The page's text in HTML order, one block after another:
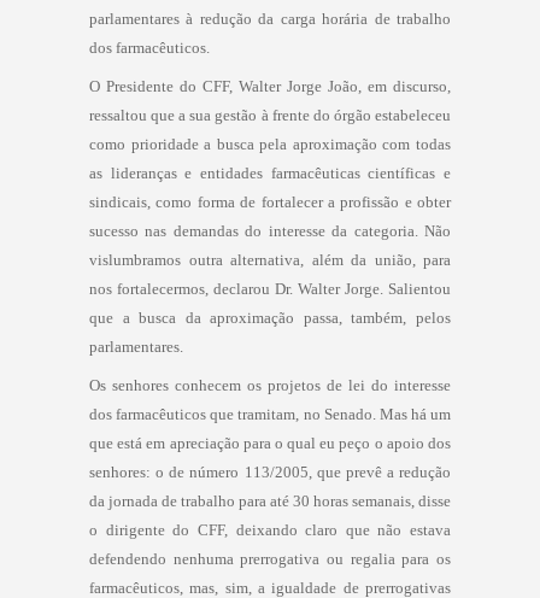
parlamentares à redução da carga horária de trabalho
dos farmacêuticos.
O Presidente do CFF, Walter Jorge João, em discurso,
ressaltou que a sua gestão à frente do órgão estabeleceu
como prioridade a busca pela aproximação com todas
as lideranças e entidades farmacêuticas científicas e
sindicais, como forma de fortalecer a profissão e obter
sucesso nas demandas do interesse da categoria. Não
vislumbramos outra alternativa, além da união, para
nos fortalecermos, declarou Dr. Walter Jorge. Salientou
que a busca da aproximação passa, também, pelos
parlamentares.
Os senhores conhecem os projetos de lei do interesse
dos farmacêuticos que tramitam, no Senado. Mas há um
que está em apreciação para o qual eu peço o apoio dos
senhores: o de número 113/2005, que prevê a redução
da jornada de trabalho para até 30 horas semanais, disse
o dirigente do CFF, deixando claro que não estava
defendendo nenhuma prerrogativa ou regalia para os
farmacêuticos, mas, sim, a igualdade de prerrogativas